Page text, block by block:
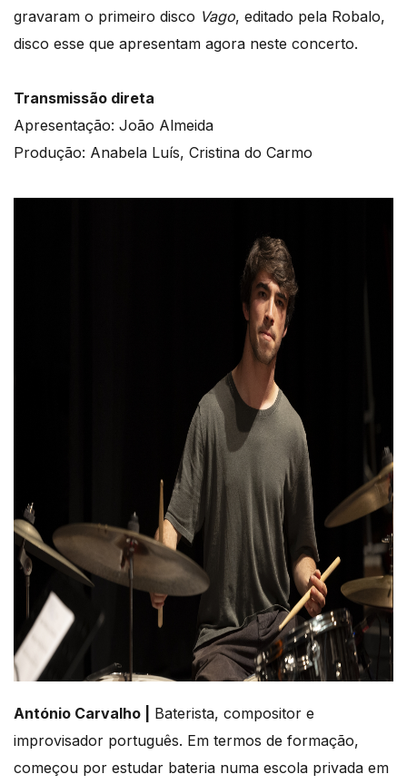
gravaram o primeiro disco Vago, editado pela Robalo,
disco esse que apresentam agora neste concerto.
Transmissão direta
Apresentação: João Almeida
Produção: Anabela Luís, Cristina do Carmo
António Carvalho |
Baterista, compositor e
improvisador português. Em termos de formação,
começou por estudar bateria numa escola privada em